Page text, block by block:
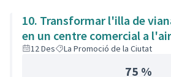
10. Transformar l'illa de
en un centre comercial a
12 Des La Promoció de la Ciutat
75 %